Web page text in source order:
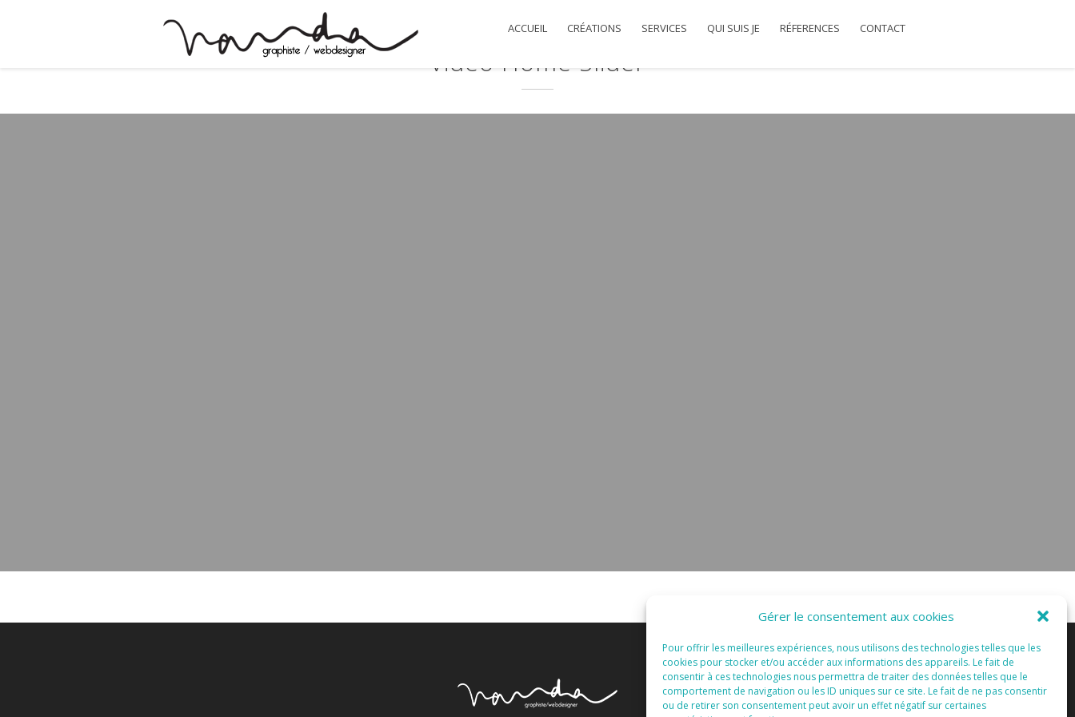
Gérer le consentement aux cookies
Pour offrir les meilleures expériences, nous utilisons des technologies telles que les
cookies pour stocker et/ou accéder aux informations des appareils. Le fait de
consentir à ces technologies nous permettra de traiter des données telles que le
comportement de navigation ou les ID uniques sur ce site. Le fait de ne pas consentir
ou de retirer son consentement peut avoir un effet négatif sur certaines
ACCUEIL CRÉATIONS SERVICES QUI SUIS JE RÉFERENCES CONTACT
Video Home Slider